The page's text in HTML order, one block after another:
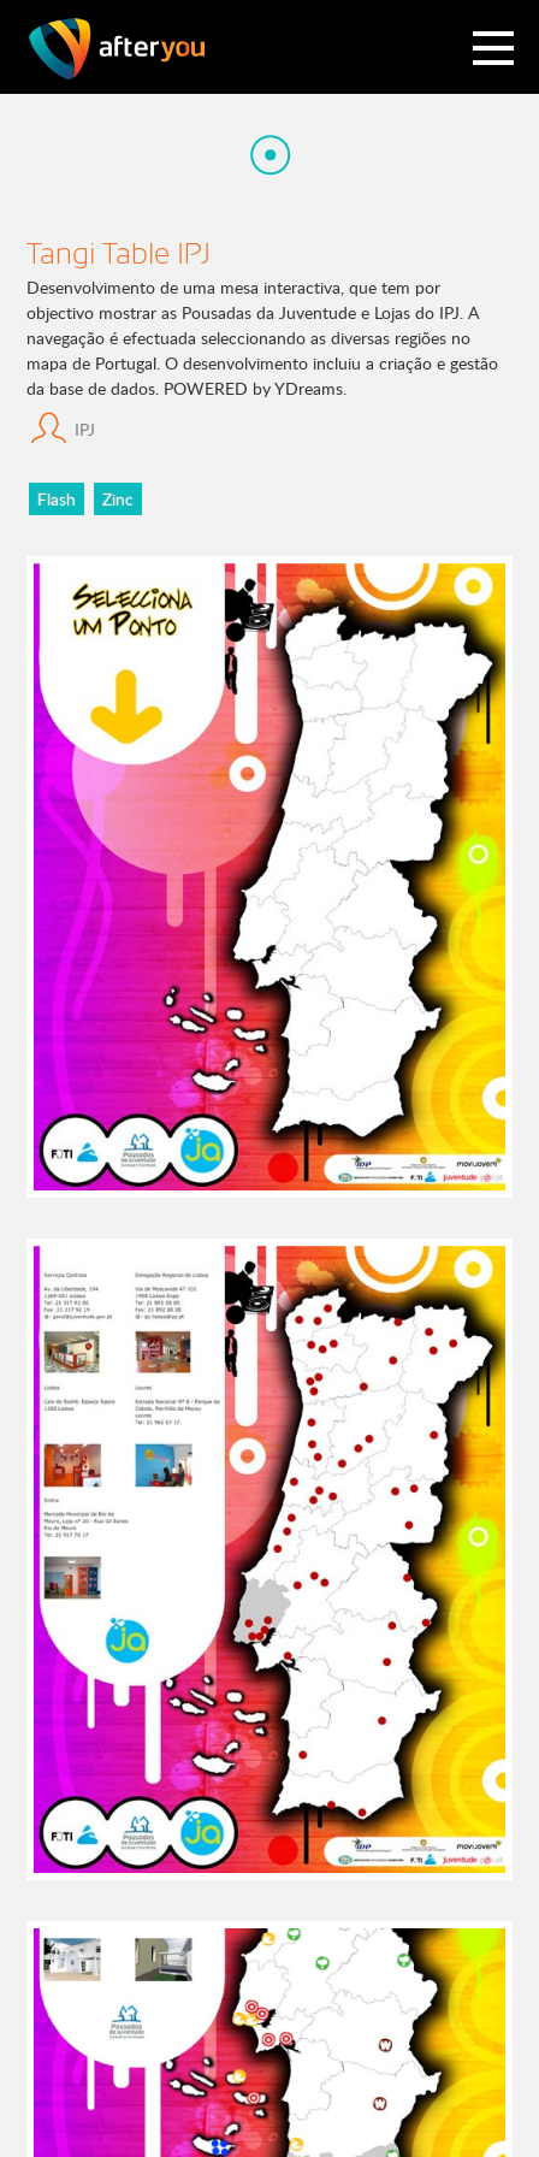
Tangi Table IPJ
Desenvolvimento de uma mesa interactiva, que tem por
objectivo mostrar as Pousadas da Juventude e Lojas do IPJ. A
navegação é efectuada seleccionando as diversas regiões no
mapa de Portugal. O desenvolvimento incluiu a criação e gestão
da base de dados. POWERED by YDreams.
IPJ
Flash Zinc